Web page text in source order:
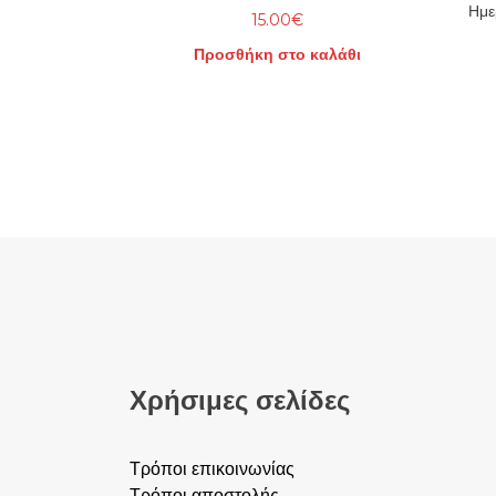
15.00€
Προσθήκη στο καλάθι
Χρήσιμες σελίδες
Τρόποι επικοινωνίας